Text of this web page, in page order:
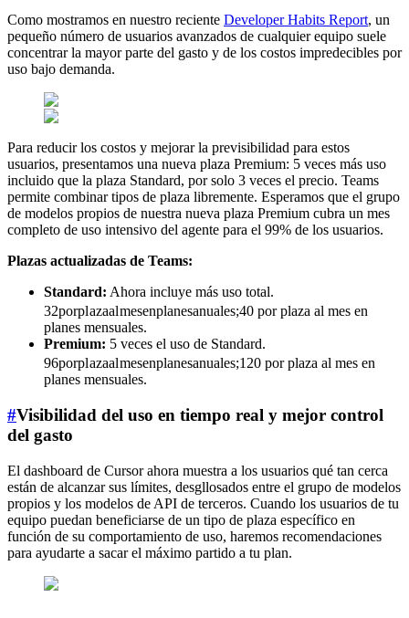
Como mostramos en nuestro reciente Developer Habits Report, un
pequeño número de usuarios avanzados de cualquier equipo suele
concentrar la mayor parte del gasto y de los costos impredecibles por
uso bajo demanda.
Para reducir los costos y mejorar la previsibilidad para estos
usuarios, presentamos una nueva plaza Premium: 5 veces más uso
incluido que la plaza Standard, por solo 3 veces el precio. Teams
permite combinar tipos de plaza libremente. Esperamos que el grupo
de modelos propios de nuestra nueva plaza Premium cubra un mes
completo de uso intensivo del agente para el 99% de los usuarios.
Plazas actualizadas de Teams:
Standard: Ahora incluye más uso total.
32porplazaalmesenplanesanuales;40 por plaza al mes en
planes mensuales.
Premium: 5 veces el uso de Standard.
96porplazaalmesenplanesanuales;120 por plaza al mes en
planes mensuales.
#Visibilidad del uso en tiempo real y mejor control
del gasto
El dashboard de Cursor ahora muestra a los usuarios qué tan cerca
están de alcanzar sus límites, desgllosados entre el grupo de modelos
propios y los modelos de API de terceros. Cuando los usuarios de tu
equipo puedan beneficiarse de un tipo de plaza específico en
función de su comportamiento de uso, haremos recomendaciones
para ayudarte a sacar el máximo partido a tu plan.